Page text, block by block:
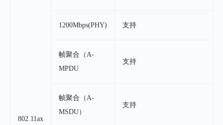
802.11ax
1200Mbps(PHY) 支持
帧聚合（A-
MPDU
支持
帧聚合（A-
MSDU）
支持